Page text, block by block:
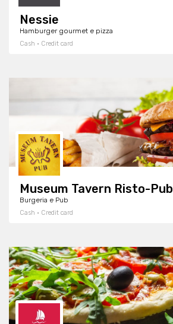
Nessie
Hamburger gourmet e pizza
Cash · Credit card
Museum Tavern Risto-Pub
Burgeria e Pub
Cash · Credit card